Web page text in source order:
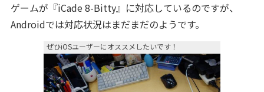
ゲームが『iCade 8-Bitty』に対応しているのですが、
Androidでは対応状況はまだまだのようです。
ぜひiOSユーザーにオススメしたいです！